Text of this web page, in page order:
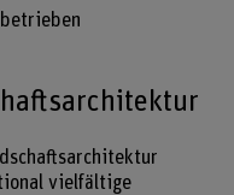
vielfältige